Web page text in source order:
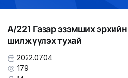
ЗАХИРАМЖ ШИЙДВЭР
ИЛ ТОД БАЙДАЛ
А/221 Газар эзэмших эрхийн
шилжүүлэх тухай
2022.07.04
179